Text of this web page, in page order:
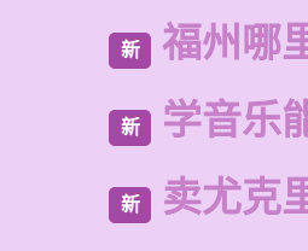
新 福州哪
新 学音乐
新 卖尤克